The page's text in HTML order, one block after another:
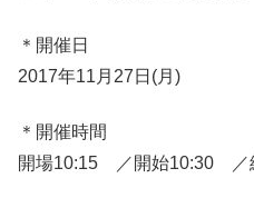
＊開催日
2017年11月27日(月)
＊開催時間
開場10:15 ／開始10:30 ／